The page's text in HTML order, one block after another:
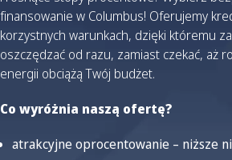
finansowanie w Columbus! Oferujemy
korzystnych warunkach, dzięki któremu
oszczędzać od razu, zamiast czekać, aż
energii obciążą Twój budżet.
Co wyróżnia naszą ofertę?
atrakcyjne oprocentowanie – niższe